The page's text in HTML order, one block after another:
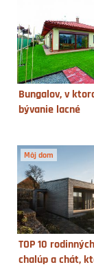
Bungalov, v
bývanie lacné
Môj dom
TOP 10
chalúp a chát,